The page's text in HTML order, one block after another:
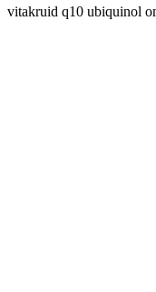
vitakruid q10 ubiquinol